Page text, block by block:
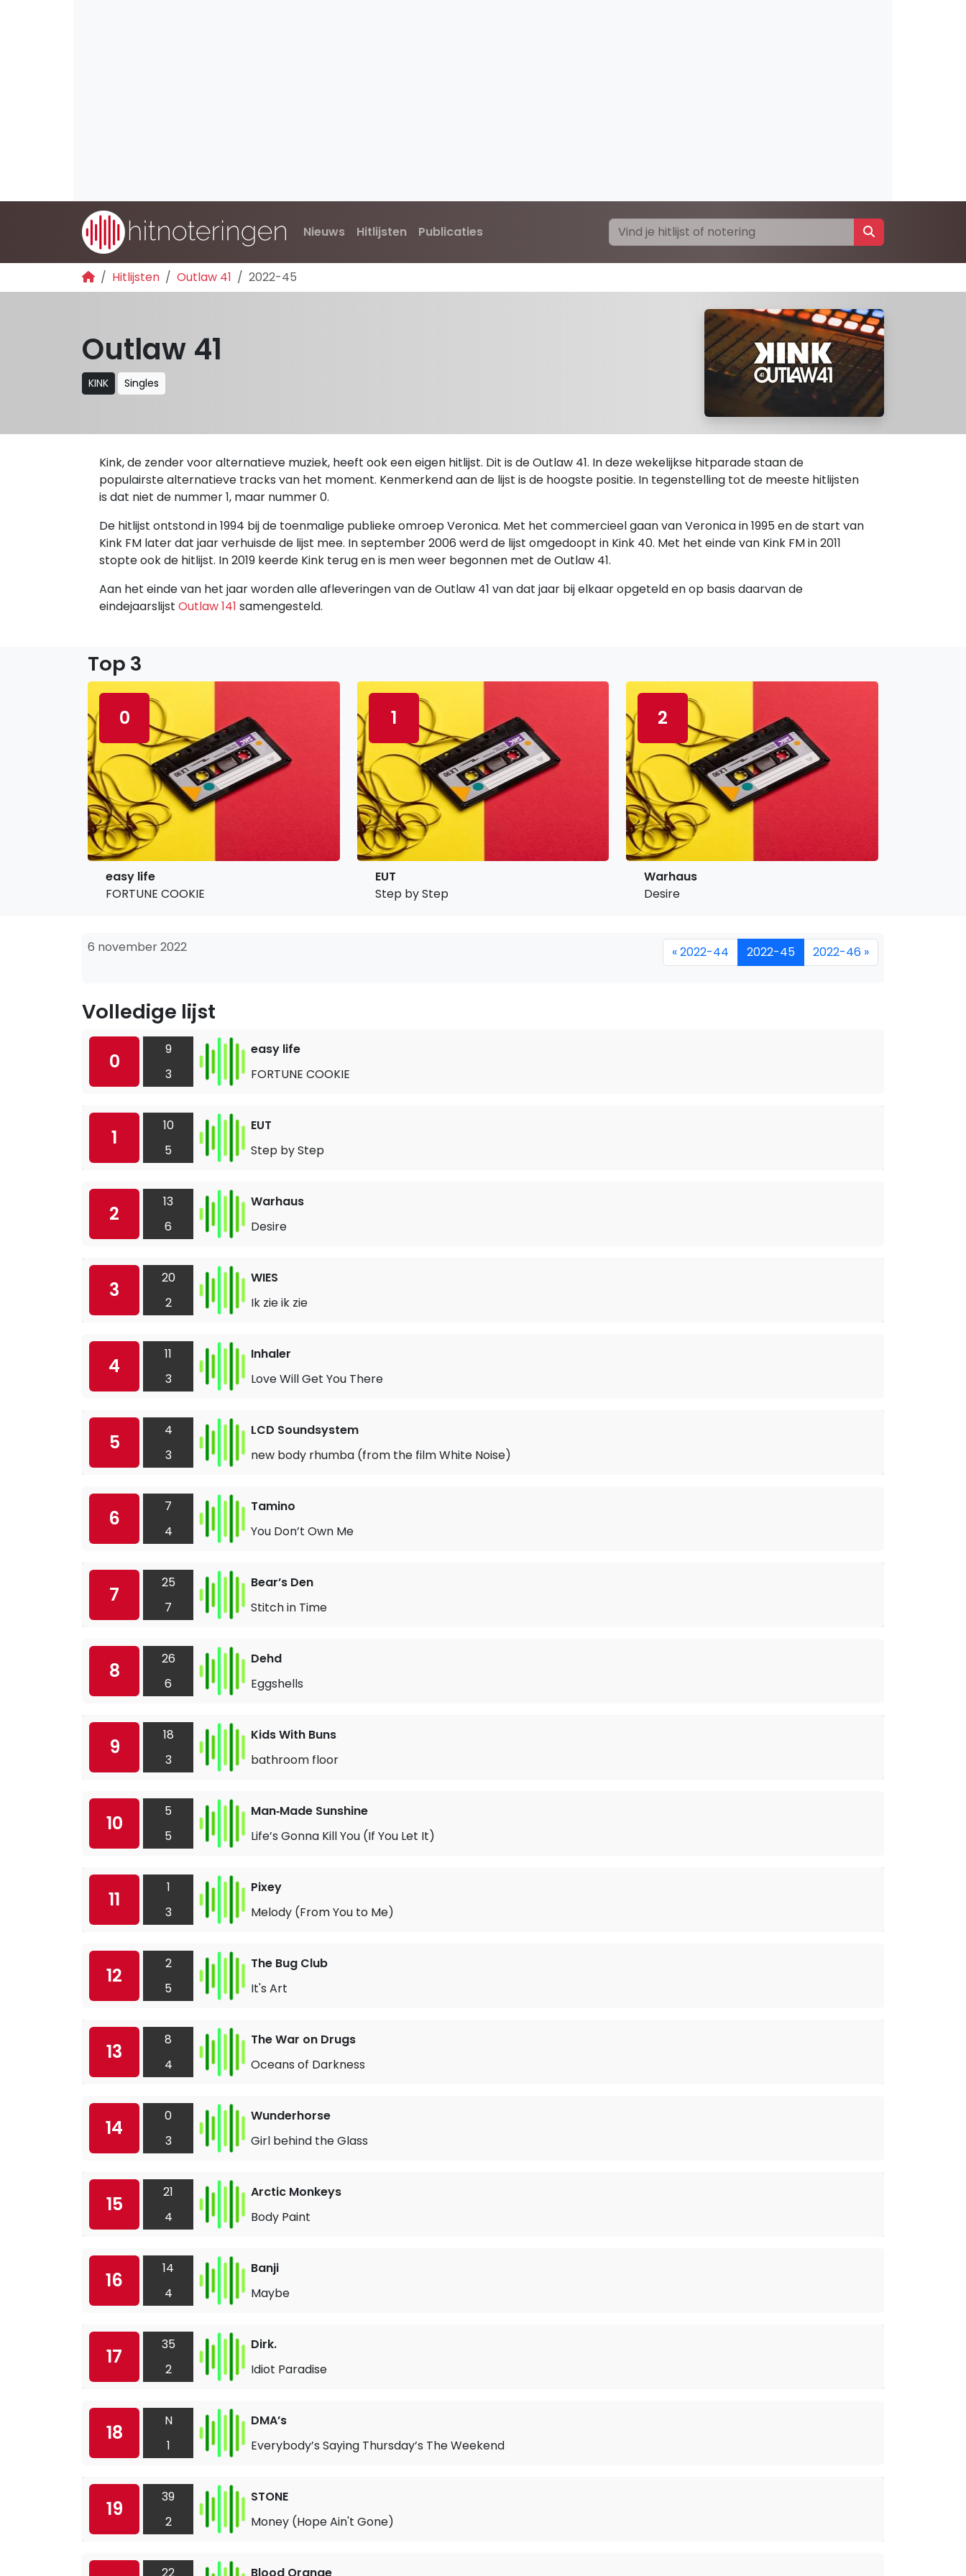
Nieuws Hitlijsten Publicaties
Hitlijsten Outlaw 41 2022-45
Outlaw 41
KINK Singles
Kink, de zender voor alternatieve muziek, heeft ook een eigen hitlijst. Dit is de Outlaw 41. In deze wekelijkse hitparade staan de
populairste alternatieve tracks van het moment. Kenmerkend aan de lijst is de hoogste positie. In tegenstelling tot de meeste hitlijsten
is dat niet de nummer 1, maar nummer 0.
De hitlijst ontstond in 1994 bij de toenmalige publieke omroep Veronica. Met het commercieel gaan van Veronica in 1995 en de start van
Kink FM later dat jaar verhuisde de lijst mee. In september 2006 werd de lijst omgedoopt in Kink 40. Met het einde van Kink FM in 2011
stopte ook de hitlijst. In 2019 keerde Kink terug en is men weer begonnen met de Outlaw 41.
Aan het einde van het jaar worden alle afleveringen van de Outlaw 41 van dat jaar bij elkaar opgeteld en op basis daarvan de
eindejaarslijst Outlaw 141 samengesteld.
Top 3
0
easy life
FORTUNE COOKIE
1
EUT
Step by Step
2
Warhaus
Desire
6 november 2022 « 2022-44 2022-45 2022-46 »
Volledige lijst
0
9
3
easy life
FORTUNE COOKIE
1
10
5
EUT
Step by Step
2
13
6
Warhaus
Desire
3
20
2
WIES
Ik zie ik zie
4
11
3
Inhaler
Love Will Get You There
5
4
3
LCD Soundsystem
new body rhumba (from the film White Noise)
6
7
4
Tamino
You Don’t Own Me
7
25
7
Bear’s Den
Stitch in Time
8
26
6
Dehd
Eggshells
9
18
3
Kids With Buns
bathroom floor
10
5
5
Man‐Made Sunshine
Life’s Gonna Kill You (If You Let It)
11
1
3
Pixey
Melody (From You to Me)
12
2
5
The Bug Club
It's Art
13
8
4
The War on Drugs
Oceans of Darkness
14
0
3
Wunderhorse
Girl behind the Glass
15
21
4
Arctic Monkeys
Body Paint
16
14
4
Banji
Maybe
17
35
2
Dirk.
Idiot Paradise
18
N
1
DMA’s
Everybody’s Saying Thursday’s The Weekend
19
39
2
STONE
Money (Hope Ain't Gone)
22 Blood Orange